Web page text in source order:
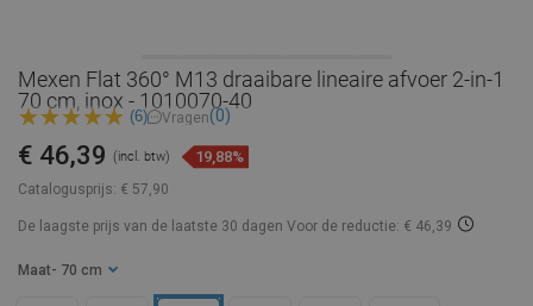
Mexen Flat 360° M13 draaibare lineaire afvoer 2-in-1
70 cm, inox - 1010070-40
(6) Vragen(0)
Catalogusprijs: € 57,90
€ 46,39 (incl. btw) 19,88%
De laagste prijs van de laatste 30 dagen Voor de reductie: € 46,39
Maat - 70 cm